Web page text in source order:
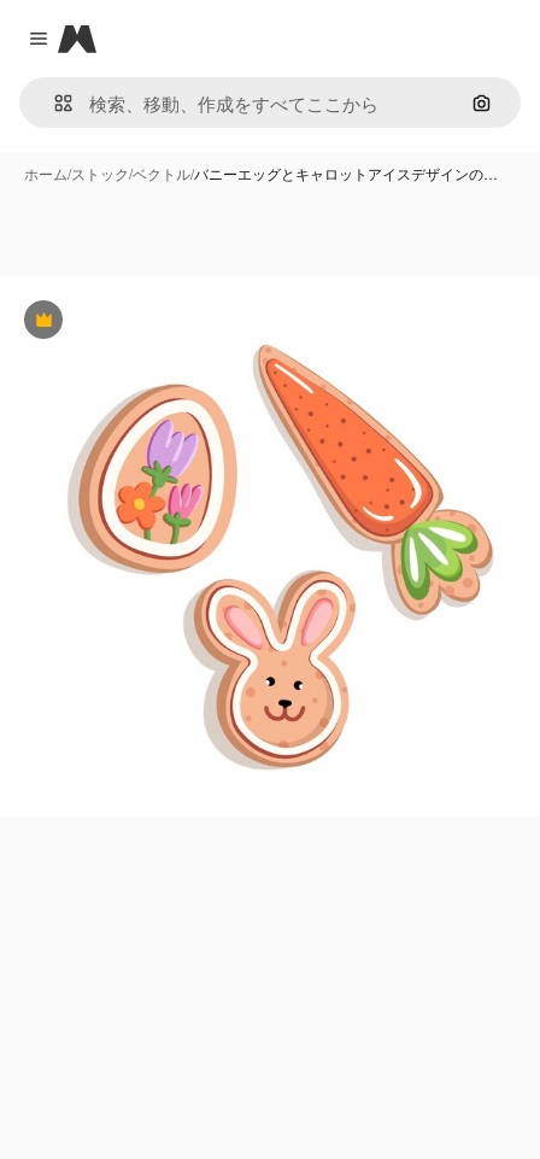
Close menu
Magnific
画像で
ホーム/ストック/ベクトル/バニーエッグとキャロットアイスデザインの…
Premium